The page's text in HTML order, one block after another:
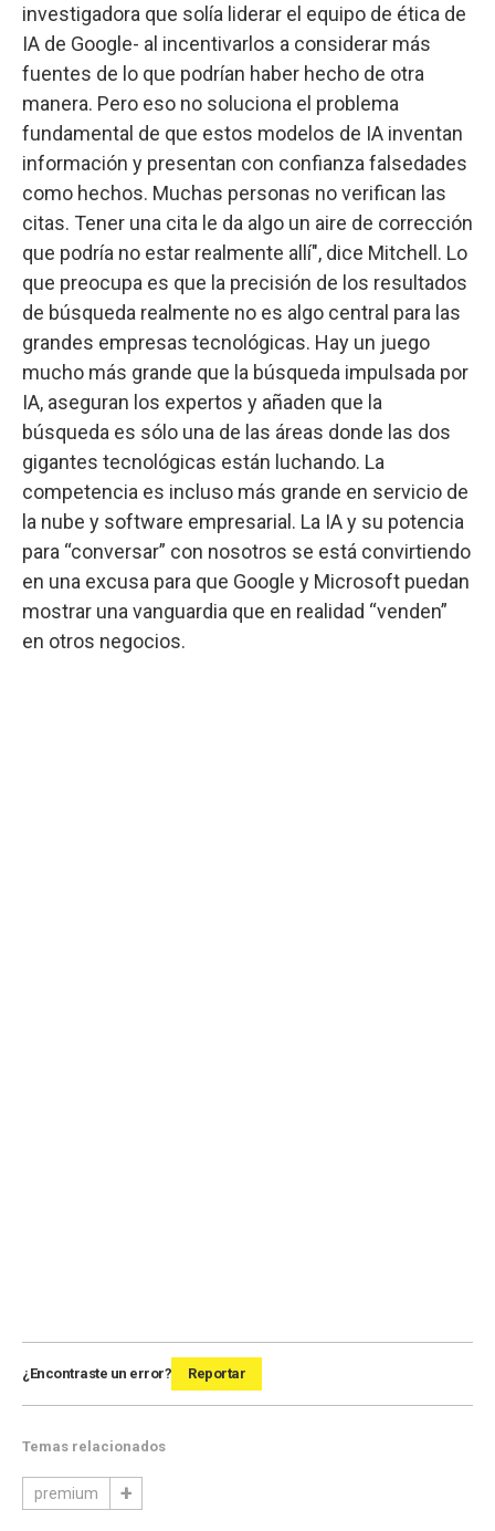
investigadora que solía liderar el equipo de ética de
IA de Google- al incentivarlos a considerar más
fuentes de lo que podrían haber hecho de otra
manera. Pero eso no soluciona el problema
fundamental de que estos modelos de IA inventan
información y presentan con confianza falsedades
como hechos. Muchas personas no verifican las
citas. Tener una cita le da algo un aire de corrección
que podría no estar realmente allí", dice Mitchell. Lo
que preocupa es que la precisión de los resultados
de búsqueda realmente no es algo central para las
grandes empresas tecnológicas. Hay un juego
mucho más grande que la búsqueda impulsada por
IA, aseguran los expertos y añaden que la
búsqueda es sólo una de las áreas donde las dos
gigantes tecnológicas están luchando. La
competencia es incluso más grande en servicio de
la nube y software empresarial. La IA y su potencia
para “conversar” con nosotros se está convirtiendo
en una excusa para que Google y Microsoft puedan
mostrar una vanguardia que en realidad “venden”
en otros negocios.
¿Encontraste un error? Reportar
Temas relacionados
premium